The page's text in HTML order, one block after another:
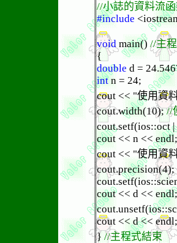
//小誌的資料流
#include
void main() //主
{
double d =
intn = 24;
cout << "使用資
cout.width(10);//
cout.setf(ios::oct
cout << n << endl;
cout << "使用資
cout.precision(4);
cout << d << endl;
cout << d << endl;
} //主程式結束